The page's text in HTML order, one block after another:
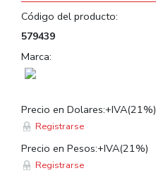
Código del producto:
579439
Marca:
Precio en Dolares:+IVA(21%)
Registrarse
Precio en Pesos:+IVA(21%)
Registrarse